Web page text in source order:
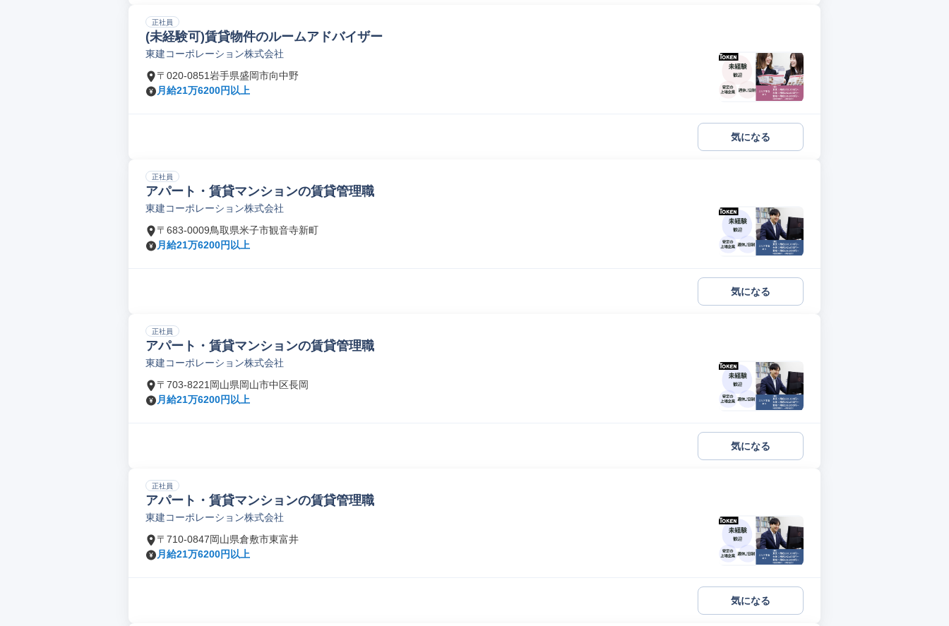
正社員
(未経験可)賃貸物件のルームアドバイザー
東建コーポレーション株式会社
〒020-0851岩手県盛岡市向中野
月給21万6200円以上
気になる
正社員
アパート・賃貸マンションの賃貸管理職
東建コーポレーション株式会社
〒683-0009鳥取県米子市観音寺新町
月給21万6200円以上
気になる
正社員
アパート・賃貸マンションの賃貸管理職
東建コーポレーション株式会社
〒703-8221岡山県岡山市中区長岡
月給21万6200円以上
気になる
正社員
アパート・賃貸マンションの賃貸管理職
東建コーポレーション株式会社
〒710-0847岡山県倉敷市東富井
月給21万6200円以上
気になる